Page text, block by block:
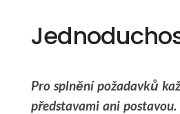
Pro splnění požadavků
představami ani postavou.